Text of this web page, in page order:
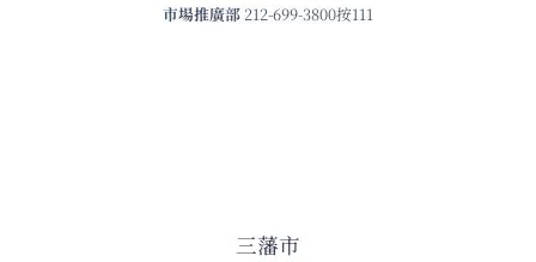
市場推廣部 212-699-3800按111
三藩市